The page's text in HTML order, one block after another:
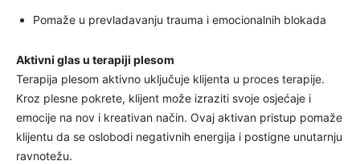
Pomaže u prevladavanju trauma i emocionalnih blokada
Aktivni glas u terapiji plesom
Terapija plesom aktivno uključuje klijenta u proces terapije.
Kroz plesne pokrete, klijent može izraziti svoje osjećaje i
emocije na nov i kreativan način. Ovaj aktivan pristup pomaže
klijentu da se oslobodi negativnih energija i postigne unutarnju
ravnotežu.